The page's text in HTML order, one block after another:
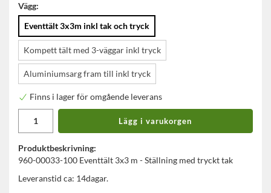
Vägg:
Eventtält 3x3m inkl tak och tryck
Kompett tält med 3-väggar inkl tryck
Aluminiumsarg fram till inkl tryck
Finns i lager för omgående leverans
Lägg i varukorgen
Produktbeskrivning:
960-00033-100 Eventtält 3x3 m - Ställning med tryckt tak
Leveranstid ca: 14dagar.